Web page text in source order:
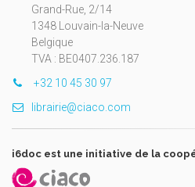
Grand-Rue, 2/14
1348 Louvain-la-Neuve
Belgique
TVA : BE0407.236.187
+32 10 45 30 97
librairie@ciaco.com
i6doc est une initiative de la